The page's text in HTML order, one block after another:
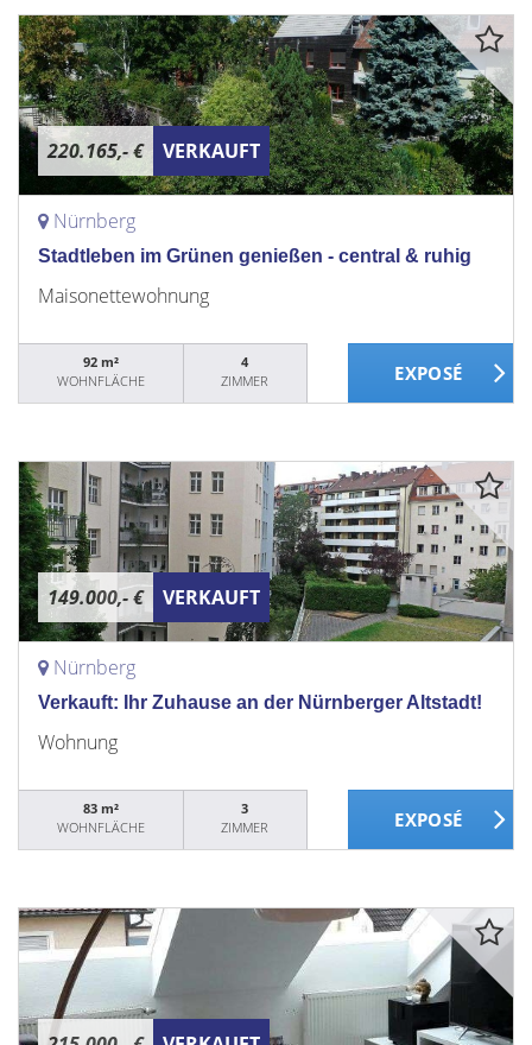
220.165,- € VERKAUFT
Nürnberg
Stadtleben im Grünen genießen - central & ruhig
Maisonettewohnung
92 m²
WOHNFLÄCHE
4
ZIMMER
149.000,- € VERKAUFT
Nürnberg
Verkauft: Ihr Zuhause an der Nürnberger Altstadt!
Wohnung
83 m²
WOHNFLÄCHE
3
ZIMMER